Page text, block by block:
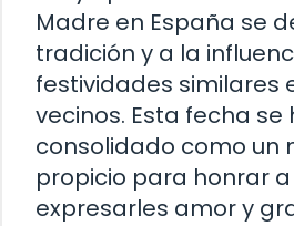
Madre en España se
tradición y a la
festividades similares
vecinos. Esta fecha se
consolidado como un
propicio para honrar
expresarles amor y